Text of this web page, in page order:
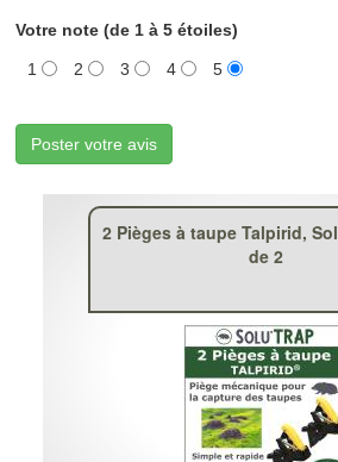
Votre note (de 1 à 5 étoiles)
1 2 3 4 5
Poster votre avis
2 Pièges à taupe Talpirid,
de 2